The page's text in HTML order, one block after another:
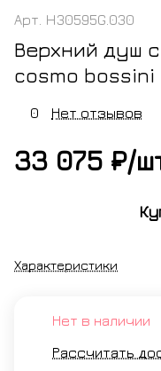
Арт. H30595G.030
Верхний душ
cosmo bossini
0 Нет отзывов
33 075 ₽/
Характеристики
Нет в наличии
Рассчитать